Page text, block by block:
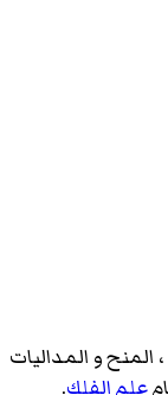
و المداليات
علم الفلك.